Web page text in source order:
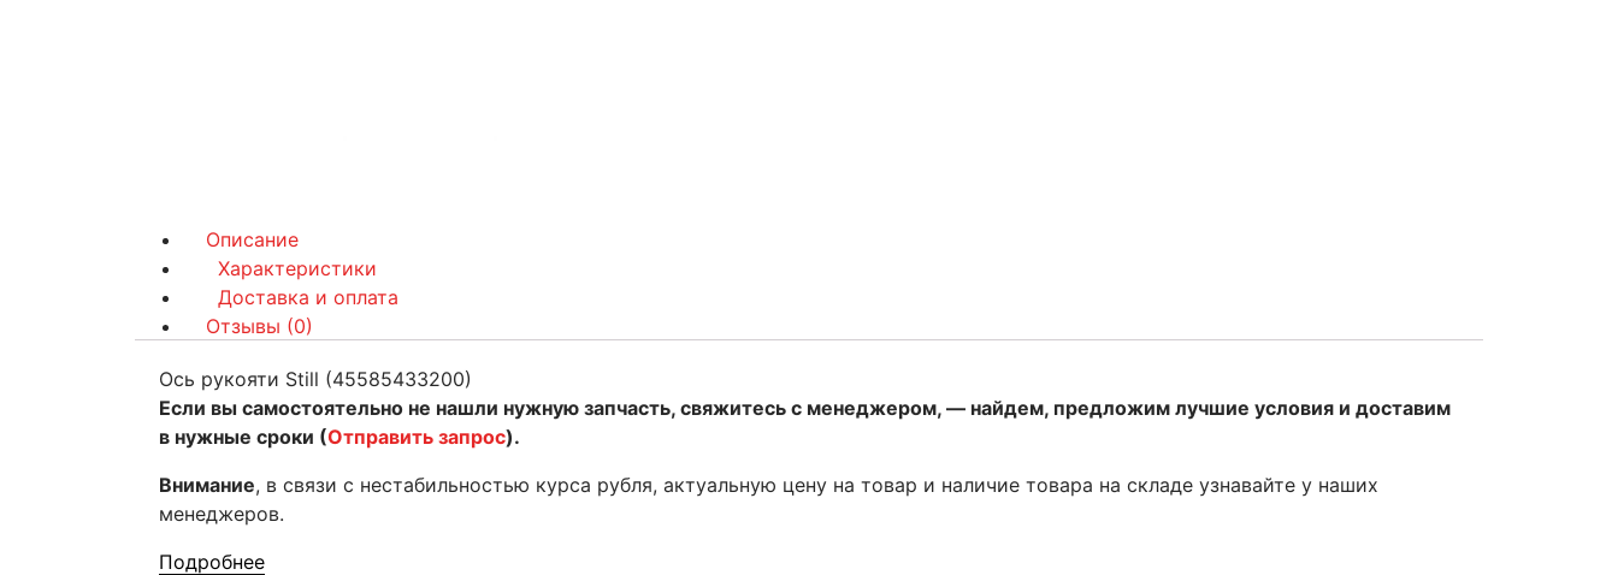
Описание
Характеристики
Доставка и оплата
Отзывы (0)
Ось рукояти Still (45585433200)
Если вы самостоятельно не нашли нужную запчасть, свяжитесь с менеджером, — найдем, предложим лучшие условия и доставим
в нужные сроки (Отправить запрос).
Внимание, в связи с нестабильностью курса рубля, актуальную цену на товар и наличие товара на складе узнавайте у наших
менеджеров.
Подробнее